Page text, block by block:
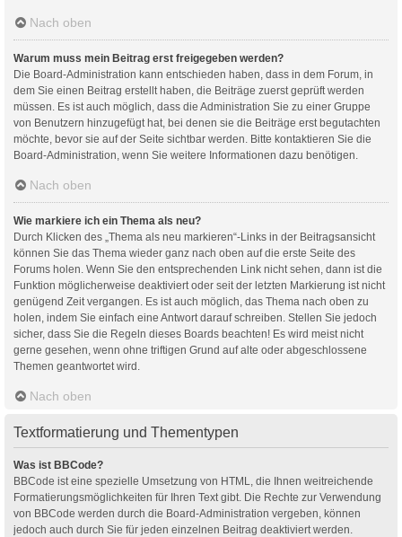
Nach oben
Warum muss mein Beitrag erst freigegeben werden?
Die Board-Administration kann entschieden haben, dass in dem Forum, in
dem Sie einen Beitrag erstellt haben, die Beiträge zuerst geprüft werden
müssen. Es ist auch möglich, dass die Administration Sie zu einer Gruppe
von Benutzern hinzugefügt hat, bei denen sie die Beiträge erst begutachten
möchte, bevor sie auf der Seite sichtbar werden. Bitte kontaktieren Sie die
Board-Administration, wenn Sie weitere Informationen dazu benötigen.
Nach oben
Wie markiere ich ein Thema als neu?
Durch Klicken des „Thema als neu markieren“-Links in der Beitragsansicht
können Sie das Thema wieder ganz nach oben auf die erste Seite des
Forums holen. Wenn Sie den entsprechenden Link nicht sehen, dann ist die
Funktion möglicherweise deaktiviert oder seit der letzten Markierung ist nicht
genügend Zeit vergangen. Es ist auch möglich, das Thema nach oben zu
holen, indem Sie einfach eine Antwort darauf schreiben. Stellen Sie jedoch
sicher, dass Sie die Regeln dieses Boards beachten! Es wird meist nicht
gerne gesehen, wenn ohne triftigen Grund auf alte oder abgeschlossene
Themen geantwortet wird.
Nach oben
Textformatierung und Thementypen
Was ist BBCode?
BBCode ist eine spezielle Umsetzung von HTML, die Ihnen weitreichende
Formatierungsmöglichkeiten für Ihren Text gibt. Die Rechte zur Verwendung
von BBCode werden durch die Board-Administration vergeben, können
jedoch auch durch Sie für jeden einzelnen Beitrag deaktiviert werden.